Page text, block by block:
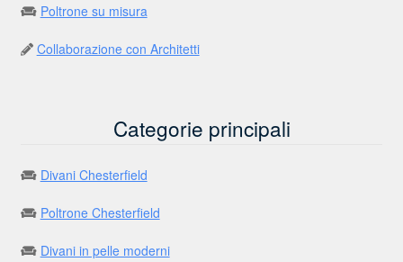
Poltrone su misura
Collaborazione con Architetti
Categorie principali
Divani Chesterfield
Poltrone Chesterfield
Divani in pelle moderni